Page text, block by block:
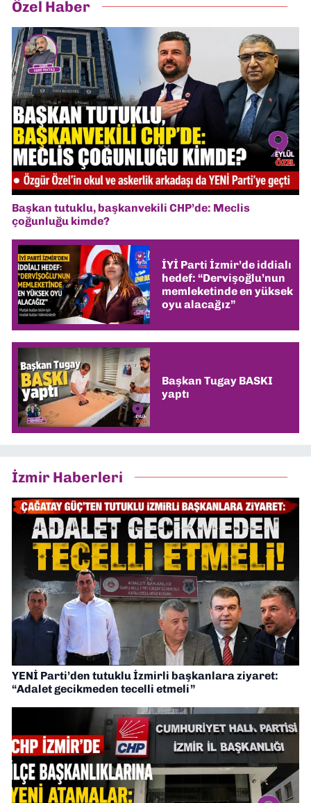
Özel Haber
Başkan tutuklu, başkanvekili CHP’de: Meclis
çoğunluğu kimde?
İYİ Parti İzmir’de iddialı
hedef: “Dervişoğlu’nun
memleketinde en yüksek
oyu alacağız”
Başkan Tugay BASKI
yaptı
İzmir Haberleri
YENİ Parti’den tutuklu İzmirli başkanlara ziyaret:
“Adalet gecikmeden tecelli etmeli”